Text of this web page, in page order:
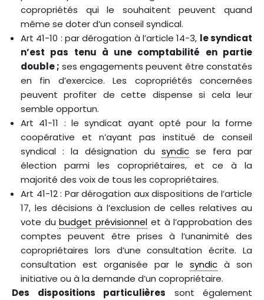
copropriétés qui le souhaitent peuvent quand
même se doter d’un conseil syndical.
Art 41-10 : par dérogation à l’article 14-3, le syndicat
n’est pas tenu à une comptabilité en partie
double ; ses engagements peuvent être constatés
en fin d’exercice. Les copropriétés concernées
peuvent profiter de cette dispense si cela leur
semble opportun.
Art 41-11 : le syndicat ayant opté pour la forme
coopérative et n’ayant pas institué de conseil
syndical : la désignation du syndic se fera par
élection parmi les copropriétaires, et ce à la
majorité des voix de tous les copropriétaires.
Art 41-12 : Par dérogation aux dispositions de l’article
17, les décisions à l’exclusion de celles relatives au
vote dubudget prévisionnel et à l’approbation des
comptes peuvent être prises à l’unanimité des
copropriétaires lors d’une consultation écrite. La
consultation est organisée par le syndic à son
initiative ou à la demande d’un copropriétaire.
Des dispositions particulières sont également